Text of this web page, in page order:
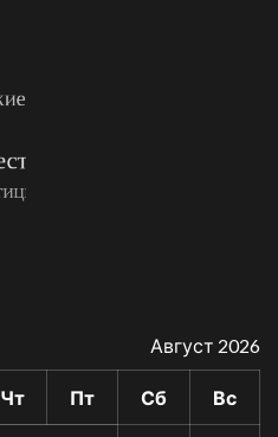
Август 2026
Чт Пт Сб Вс